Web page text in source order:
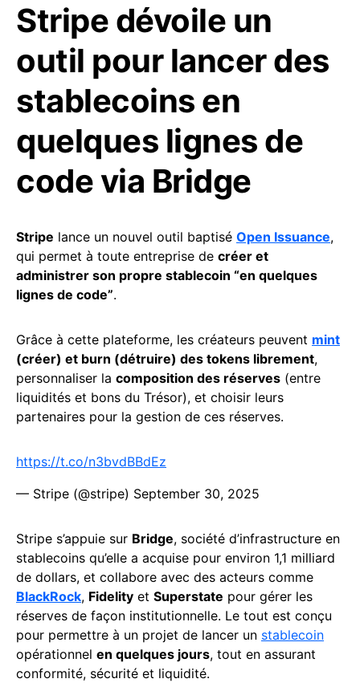
Stripe dévoile un
outil pour lancer des
stablecoins en
quelques lignes de
code via Bridge
Stripe lance un nouvel outil baptisé Open Issuance,
qui permet à toute entreprise de créer et
administrer son propre stablecoin “en quelques
lignes de code”.
Grâce à cette plateforme, les créateurs peuvent mint
(créer) et burn (détruire) des tokens librement,
personnaliser la composition des réserves (entre
liquidités et bons du Trésor), et choisir leurs
partenaires pour la gestion de ces réserves.
https://t.co/n3bvdBBdEz
— Stripe (@stripe) September 30, 2025
Stripe s’appuie sur Bridge, société d’infrastructure en
stablecoins qu’elle a acquise pour environ 1,1 milliard
de dollars, et collabore avec des acteurs comme
BlackRock, Fidelity et Superstate pour gérer les
réserves de façon institutionnelle. Le tout est conçu
pour permettre à un projet de lancer un stablecoin
opérationnel en quelques jours, tout en assurant
conformité, sécurité et liquidité.